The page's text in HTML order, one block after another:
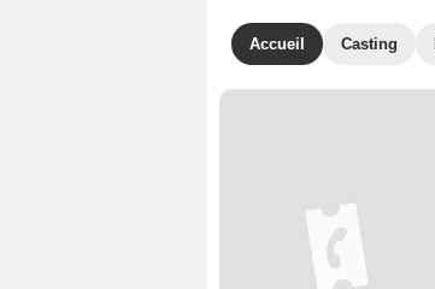
Accueil Casting